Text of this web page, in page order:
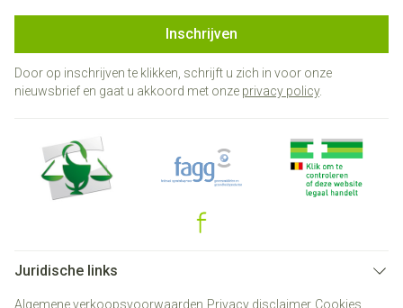
Inschrijven
Door op inschrijven te klikken, schrijft u zich in voor onze
nieuwsbrief en gaat u akkoord met onze privacy policy.
Juridische links
Algemene verkoopsvoorwaarden Privacy disclaimer Cookies